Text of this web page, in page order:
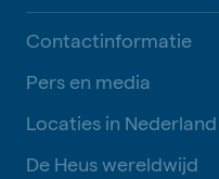
Contactinformatie
Pers en media
Locaties in Nederland
De Heus wereldwijd